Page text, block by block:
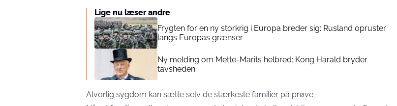
Lige nu læser andre
Frygten for en ny storkrig i Europa breder sig: Rusland opruster
langs Europas grænser
Ny melding om Mette-Marits helbred: Kong Harald bryder
tavsheden
Alvorlig sygdom kan sætte selv de stærkeste familier på prøve.